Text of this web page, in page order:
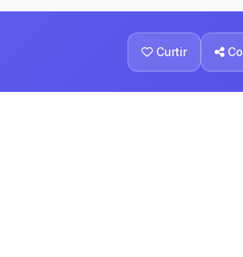
Curtir